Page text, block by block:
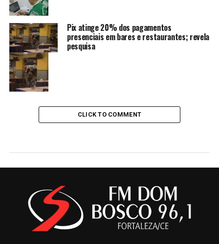
Pix atinge 20% dos pagamentos
presenciais em bares e restaurantes; revela
pesquisa
CLICK TO COMMENT